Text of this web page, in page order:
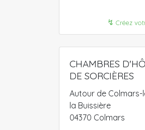
↯ Créez
CHAMBRES
DE SORCIÈRES
Autour de Colmars-
la Buissière
04370 Colmars